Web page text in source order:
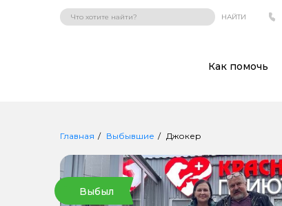
НАЙТИ
Как помочь
Главная Выбывшие Джокер
Выбыл